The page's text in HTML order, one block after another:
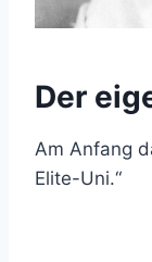
Der
Am Anfang
Elite-Uni.“